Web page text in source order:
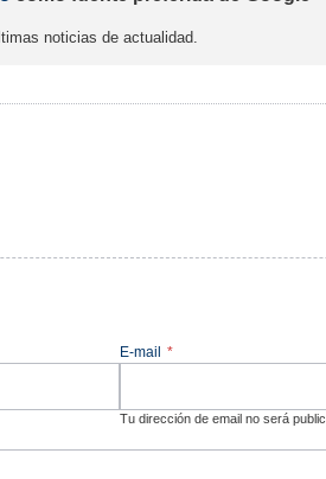
noticias de actualidad.
E-mail *
Tu dirección de email no será